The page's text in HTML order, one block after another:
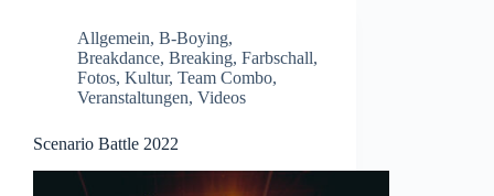
Allgemein, B-Boying,
Breakdance, Breaking, Farbschall,
Fotos, Kultur, Team Combo,
Veranstaltungen, Videos
Scenario Battle 2022